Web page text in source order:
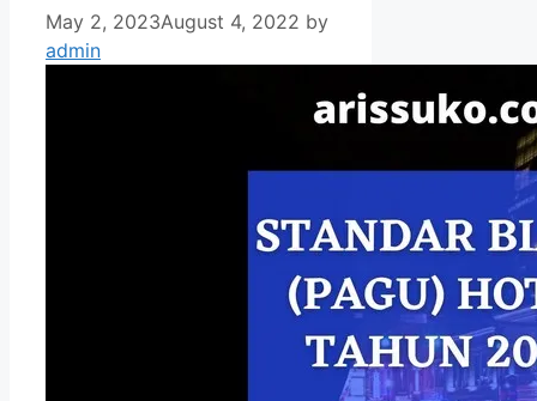
May 2, 2023August 4, 2022 by
admin